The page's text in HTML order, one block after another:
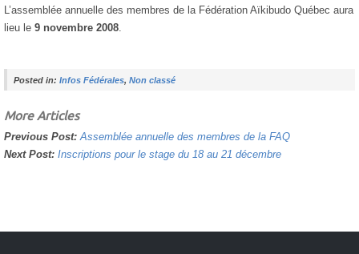
L’assemblée annuelle des membres de la Fédération Aïkibudo Québec aura
lieu le 9 novembre 2008.
Posted in:Infos Fédérales,Non classé
More Articles
Previous Post:Assemblée annuelle des membres de la FAQ
Next Post: Inscriptions pour le stage du 18 au 21 décembre